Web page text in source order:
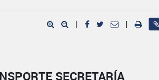
| |
SECRETARÍA